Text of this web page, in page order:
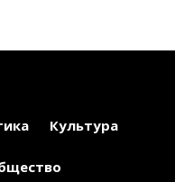
Культура